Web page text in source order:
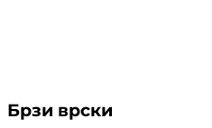
Брзи врски